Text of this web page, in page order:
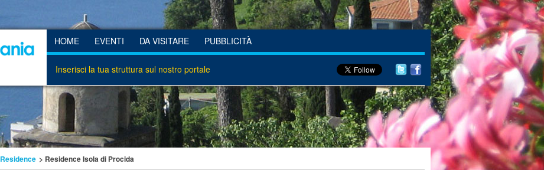
HOME EVENTI DA VISITARE PUBBLICITÀ
Inserisci la tua struttura sul nostro portale
Residence > Residence Isola di Procida